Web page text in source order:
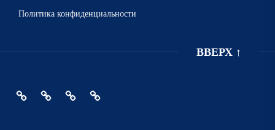
Политика конфиденциальности
ВВЕРХ ↑
ГлавнаяПолитикаИнформация
Обратная